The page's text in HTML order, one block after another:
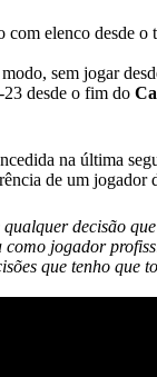
com elenco desde
sem jogar
desde o fim do
na última
de um jogador
decisão
jogador
que tenho que